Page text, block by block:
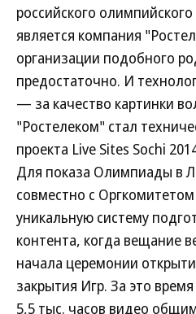
российского
является компания
организации подобного
предостаточно. И
— за качество картинки
"Ростелеком" стал
проекта Live Sites Sochi
Для показа Олимпиады в
совместно с
уникальную систему
контента, когда вещание
начала церемонии
закрытия Игр. За это
5,5 тыс. часов видео